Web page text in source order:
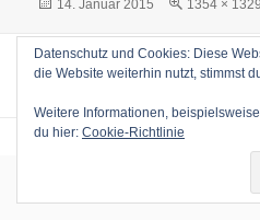
Veröffentlicht
14. Januar 2015
Volle
1354 × 1329
Beitragsnavigation
VERÖFFENTLICHT IN
AlteSchmiede_3
Datenschutz und Cookies: Diese
die Website weiterhin nutzt, stimmst
Weitere Informationen,
du hier: Cookie-Richtlinie